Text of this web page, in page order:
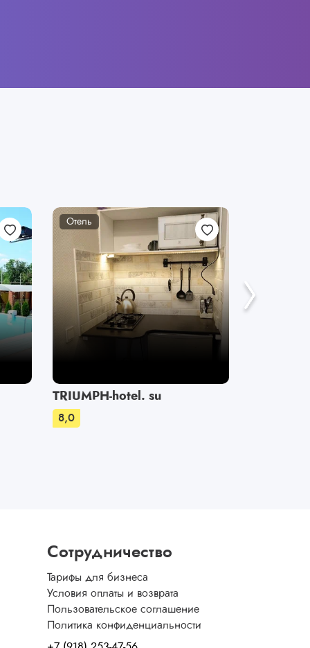
Отель
TRIUMPH-hotel. su
8,0
Сотрудничество
Тарифы для бизнеса
Условия оплаты и возврата
Пользовательское соглашение
Политика конфиденциальности